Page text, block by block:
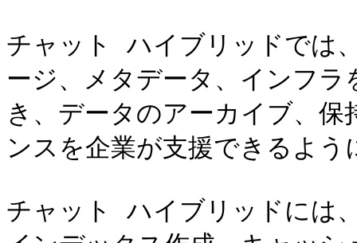
チャット ハイブリッドでは
ージ、メタデータ、インフ
き、データのアーカイブ、
ンスを企業が支援できるよう
チャット ハイブリッドには